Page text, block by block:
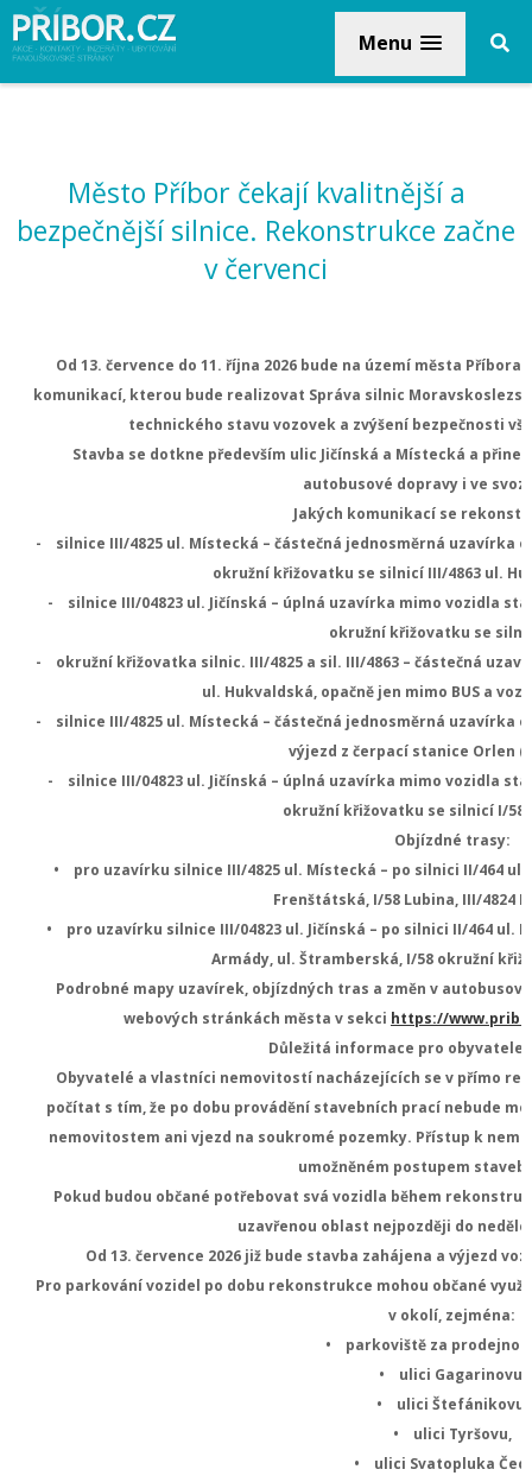
Menu
Město Příbor čekají kvalitnější a
bezpečnější silnice. Rekonstrukce začne
v červenci
Od 13. července do 11. října 2026 bude na území města
komunikací, kterou bude realizovat Správa silnic
technického stavu vozovek a zvýšení bezpečnosti
Stavba se dotkne především ulic Jičínská a Místecká a
autobusové dopravy i ve
Jakých komunikací se
- silnice III/4825 ul. Místecká – částečná jednosměrná uzavírka
okružní křižovatku se silnicí III/4863 ul.
- silnice III/04823 ul. Jičínská – úplná uzavírka mimo vozidla
okružní křižovatku se
- okružní křižovatka silnic. III/4825 a sil. III/4863 – částečná
ul. Hukvaldská, opačně jen mimo BUS a
- silnice III/4825 ul. Místecká – částečná jednosměrná uzavírka
výjezd z čerpací stanice Orlen
- silnice III/04823 ul. Jičínská – úplná uzavírka mimo vozidla
okružní křižovatku se silnicí I/58
Objízdné trasy:
• pro uzavírku silnice III/4825 ul. Místecká – po silnici II/464
Frenštátská, I/58 Lubina, III/4824
• pro uzavírku silnice III/04823 ul. Jičínská – po silnici II/464 ul.
Armády, ul. Štramberská, I/58 okružní
Podrobné mapy uzavírek, objízdných tras a změn v
webových stránkách města v sekci https://
Důležitá informace pro obyvatele
Obyvatelé a vlastníci nemovitostí nacházejících se v přímo
počítat s tím, že po dobu provádění stavebních prací nebude
nemovitostem ani vjezd na soukromé pozemky. Přístup k
umožněném postupem
Pokud budou občané potřebovat svá vozidla během
uzavřenou oblast nejpozději do neděle
Od 13. července 2026 již bude stavba zahájena a výjezd
Pro parkování vozidel po dobu rekonstrukce mohou občané
v okolí, zejména:
• parkoviště za prodejnou
• ulici Gagarinovu,
• ulici Štefánikovu,
• ulici Tyršovu,
• ulici Svatopluka